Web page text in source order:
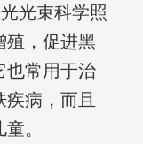
光束科学照
殖，促进黑
也常用于治
病，而且
。